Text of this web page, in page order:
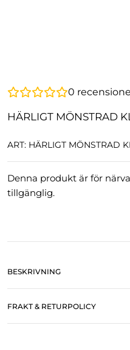
0
HÄRLIGT MÖNSTRAD
ART: HÄRLIGT MÖNSTRAD
Denna produkt är för
tillgänglig.
BESKRIVNING
FRAKT & RETURPOLICY